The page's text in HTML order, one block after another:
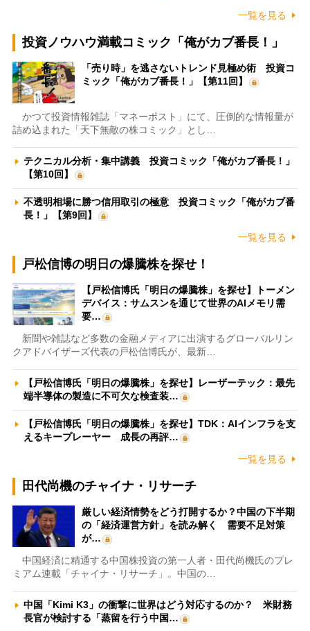
一覧を見る
投資ノウハウ満載コミック「俺がカブ番長！」
「売り時」を逃さないトレンド見極め術 投資コ
ミック「俺がカブ番長！」【第11回】
かつて投資情報雑誌「マネーポスト」にて、圧倒的な情報量が
詰め込まれた「天下無敵の株コミック」とし…
テクニカル分析・集中講義 投資コミック「俺がカブ番長！」
【第10回】
不透明相場に勝つ信用取引の極意 投資コミック「俺がカブ番
長！」【第9回】
一覧を見る
戸松信博の明日の爆騰株を探せ！
【戸松信博氏「明日の爆騰株」を探せ】トーメン
デバイス：サムスンを通じて世界のAIメモリ需
要…
新聞や雑誌など多数の金融メディアに出演するグローバルリン
クアドバイザーズ代表の戸松信博氏が、最新…
【戸松信博氏「明日の爆騰株」を探せ】レーザーテック：最先
端半導体の製造に不可欠な検査装…
【戸松信博氏「明日の爆騰株」を探せ】TDK：AIインフラを支
えるキープレーヤー 成長の再評…
一覧を見る
田代尚機のチャイナ・リサーチ
厳しい経済情勢をどう打開するか？中国の下半期
の「経済運営方針」を読み解く 需要不足対策
が…
中国経済に精通する中国株投資の第一人者・田代尚機氏のプレ
ミアム連載「チャイナ・リサーチ」。中国の…
中国「Kimi K3」の衝撃に世界はどう対応するのか？ 米財務
長官が検討する「蒸留を行う中国…